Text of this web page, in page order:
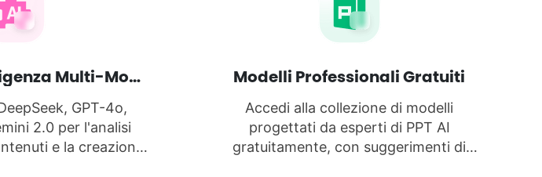
Motore di Intelligenza Multi-Modello
GPT-4o,
2.0 per l'analisi
e la creazione
Modelli Professionali Gratuiti
Accedi alla collezione di modelli
progettati da esperti di PPT AI
gratuitamente, con suggerimenti di